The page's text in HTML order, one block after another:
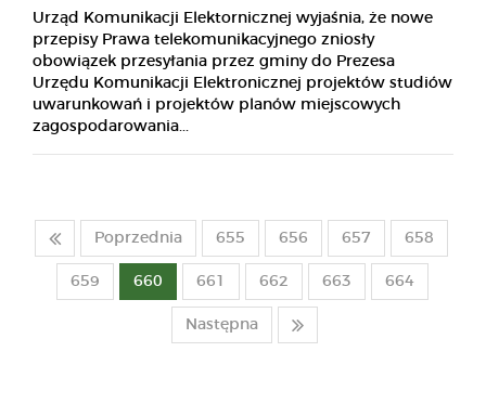
Urząd Komunikacji Elektornicznej wyjaśnia, że nowe
przepisy Prawa telekomunikacyjnego zniosły
obowiązek przesyłania przez gminy do Prezesa
Urzędu Komunikacji Elektronicznej projektów studiów
uwarunkowań i projektów planów miejscowych
zagospodarowania...
Poprzednia 655 656 657 658
659 660 661 662 663 664
Następna